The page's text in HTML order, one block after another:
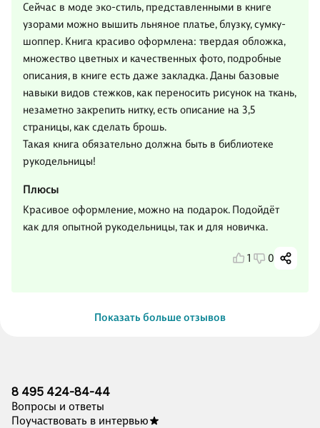
Сейчас в моде эко-стиль, представленными в книге
узорами можно вышить льняное платье, блузку, сумку-
шоппер. Книга красиво оформлена: твердая обложка,
множество цветных и качественных фото, подробные
описания, в книге есть даже закладка. Даны базовые
навыки видов стежков, как переносить рисунок на ткань,
незаметно закрепить нитку, есть описание на 3,5
страницы, как сделать брошь.
Такая книга обязательно должна быть в библиотеке
рукодельницы!
Плюсы
Красивое оформление, можно на подарок. Подойдёт
как для опытной рукодельницы, так и для новичка.
1 0
Показать больше отзывов
8 495 424-84-44
Вопросы и ответы
Поучаствовать в интервью